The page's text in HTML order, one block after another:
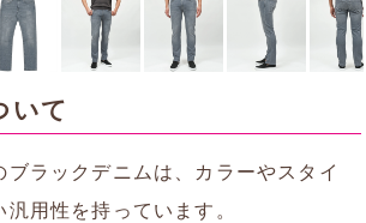
いて
ブラックデニムは、カラーやスタイ
用性を持っています。